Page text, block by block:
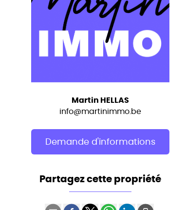
Martin HELLAS
info@martinimmo.be
Demande d'informations
Partagez cette propriété